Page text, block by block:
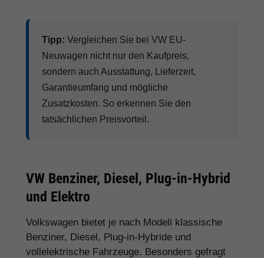
Tipp: Vergleichen Sie bei VW EU-
Neuwagen nicht nur den Kaufpreis,
sondern auch Ausstattung, Lieferzeit,
Garantieumfang und mögliche
Zusatzkosten. So erkennen Sie den
tatsächlichen Preisvorteil.
VW Benziner, Diesel, Plug-in-Hybrid
und Elektro
Volkswagen bietet je nach Modell klassische
Benziner, Diesel, Plug-in-Hybride und
vollelektrische Fahrzeuge. Besonders gefragt